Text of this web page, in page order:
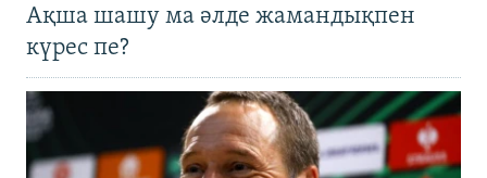
Ақша шашу ма әлде жамандықпен
күрес пе?